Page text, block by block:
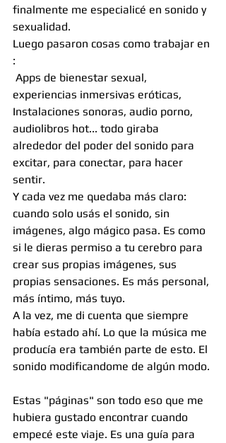
finalmente me especialicé en sonido y
sexualidad.
Luego pasaron cosas como trabajar en
:
Apps de bienestar sexual,
experiencias inmersivas eróticas,
Instalaciones sonoras, audio porno,
audiolibros hot... todo giraba
alrededor del poder del sonido para
excitar, para conectar, para hacer
sentir.
Y cada vez me quedaba más claro:
cuando solo usás el sonido, sin
imágenes, algo mágico pasa. Es como
si le dieras permiso a tu cerebro para
crear sus propias imágenes, sus
propias sensaciones. Es más personal,
más íntimo, más tuyo.
A la vez, me di cuenta que siempre
había estado ahí. Lo que la música me
producía era también parte de esto. El
sonido modificandome de algún modo.
Estas "páginas" son todo eso que me
hubiera gustado encontrar cuando
empecé este viaje. Es una guía para